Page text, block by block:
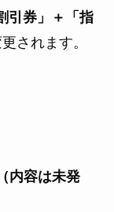
引券」＋「指
されます。
内容は未発